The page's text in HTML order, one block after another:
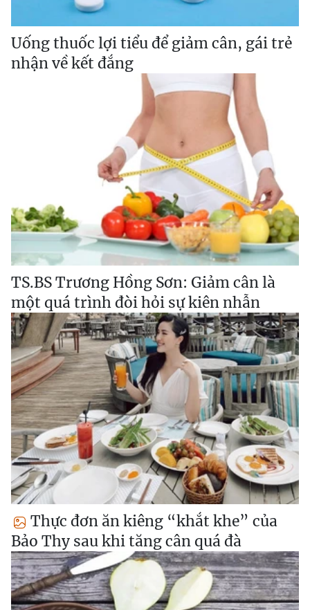
Uống thuốc lợi tiểu để giảm cân, gái trẻ
nhận về kết đắng
TS.BS Trương Hồng Sơn: Giảm cân là
một quá trình đòi hỏi sự kiên nhẫn
Thực đơn ăn kiêng “khắt khe” của
Bảo Thy sau khi tăng cân quá đà